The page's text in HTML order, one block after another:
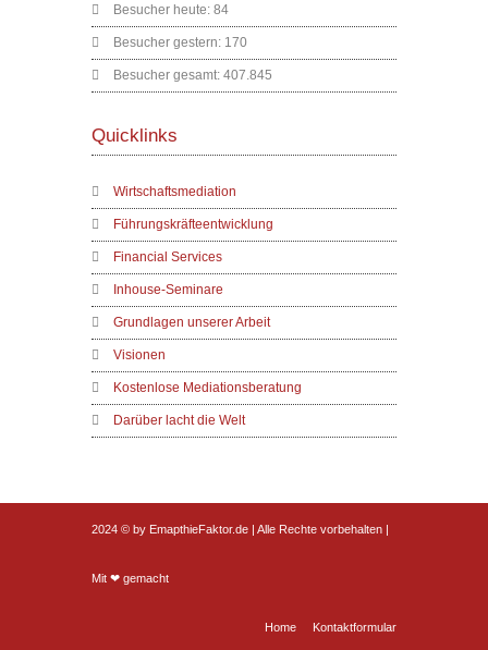
Besucher heute: 84
Besucher gestern: 170
Besucher gesamt: 407.845
Quicklinks
Wirtschaftsmediation
Führungskräfteentwicklung
Financial Services
Inhouse-Seminare
Grundlagen unserer Arbeit
Visionen
Kostenlose Mediationsberatung
Darüber lacht die Welt
2024 © by EmapthieFaktor.de | Alle Rechte vorbehalten |
Mit ❤ gemacht
Home Kontaktformular